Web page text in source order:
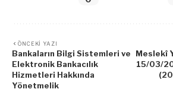
ÖNCEKI YAZI
Bankaların Bilgi Sistemleri ve
Elektronik Bankacılık
Hizmetleri Hakkında
Yönetmelik
Meslekî
15/03/